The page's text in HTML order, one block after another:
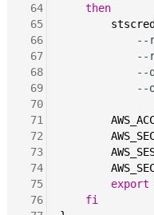
64
65
66
67
68
69
70
71
72
73
74
75
76
then
--
--
--
--
export
fi